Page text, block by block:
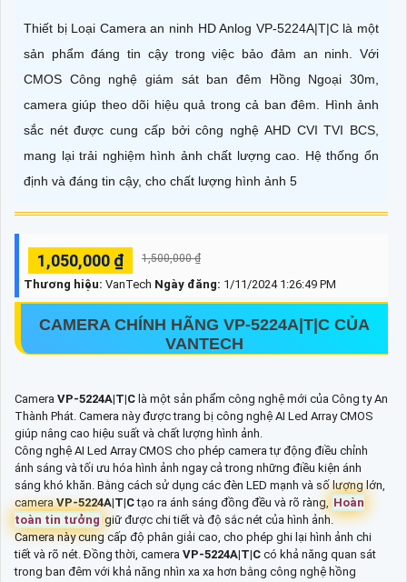
Thiết bị Loại Camera an ninh HD Anlog VP-5224A|T|C là một
sản phẩm đáng tin cậy trong việc bảo đảm an ninh. Với
CMOS Công nghệ giám sát ban đêm Hồng Ngoại 30m,
camera giúp theo dõi hiệu quả trong cả ban đêm. Hình ảnh
sắc nét được cung cấp bởi công nghệ AHD CVI TVI BCS,
mang lại trải nghiệm hình ảnh chất lượng cao. Hệ thống ổn
định và đáng tin cậy, cho chất lượng hình ảnh 5
1,050,000 ₫ 1,500,000 ₫
Thương hiệu: VanTech Ngày đăng: 1/11/2024 1:26:49 PM
CAMERA CHÍNH HÃNG VP-5224A|T|C CỦA
VANTECH
Camera VP-5224A|T|C là một sản phẩm công nghệ mới của Công ty An
Thành Phát. Camera này được trang bị công nghệ AI Led Array CMOS
giúp nâng cao hiệu suất và chất lượng hình ảnh.
Công nghệ AI Led Array CMOS cho phép camera tự động điều chỉnh
ánh sáng và tối ưu hóa hình ảnh ngay cả trong những điều kiện ánh
sáng khó khăn. Bằng cách sử dụng các đèn LED mạnh và số lượng lớn,
cameraVP-5224A|T|Ctạo ra ánh sáng đồng đều và rõ ràng, Hoàn
toàn tin tưởng giữ được chi tiết và độ sắc nét của hình ảnh.
Camera này cung cấp độ phân giải cao, cho phép ghi lại hình ảnh chi
tiết và rõ nét. Đồng thời, camera VP-5224A|T|C có khả năng quan sát
trong ban đêm với khả năng nhìn xa xa hơn bằng công nghệ hồng